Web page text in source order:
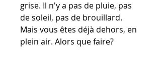
grise. Il n'y a pas de pluie, pas
de soleil, pas de brouillard.
Mais vous êtes déjà dehors, en
plein air. Alors que faire?